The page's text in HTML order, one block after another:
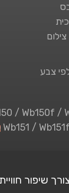
צבע
/ Wb150f /
Wb151 /